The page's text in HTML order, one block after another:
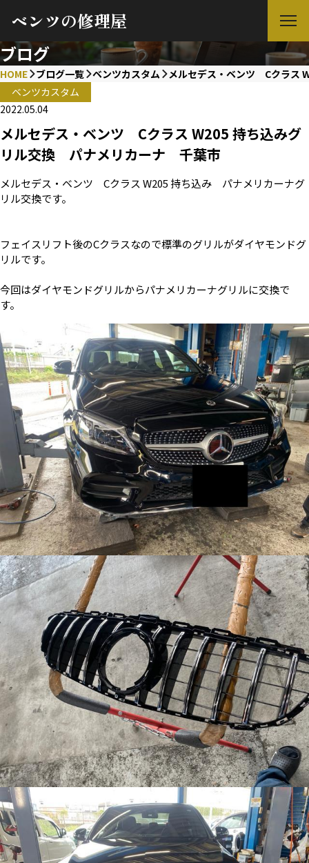
ベンツの修理屋
ブログ
HOME ブログ一覧 ベンツカスタム
メルセデス・ベンツ Cクラス
ベンツカスタム
2022.05.04
メルセデス・ベンツ Cクラス W205 持ち込みグ
リル交換 パナメリカーナ 千葉市
メルセデス・ベンツ Cクラス W205 持ち込み パナメリカーナグ
リル交換です。
フェイスリフト後のCクラスなので標準のグリルがダイヤモンドグ
リルです。
今回はダイヤモンドグリルからパナメリカーナグリルに交換で
す。